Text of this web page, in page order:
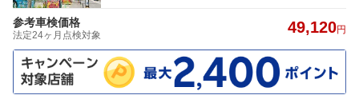
参考車検価格
法定24ヶ月点検対象 49,120円